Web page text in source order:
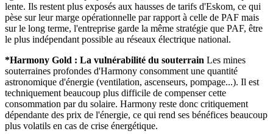
lente. Ils restent plus exposés aux hausses de tarifs d'Eskom, ce qui
pèse sur leur marge opérationnelle par rapport à celle de PAF mais
sur le long terme, l'entreprise garde la même stratégie que PAF, être
le plus indépendant possible au réseaux électrique national.
*Harmony Gold : La vulnérabilité du souterrain Les mines
souterraines profondes d'Harmony consomment une quantité
astronomique d'énergie (ventilation, ascenseurs, pompage...). Il est
techniquement beaucoup plus difficile de compenser cette
consommation par du solaire. Harmony reste donc critiquement
dépendante des prix de l'énergie, ce qui rend ses bénéfices beaucoup
plus volatils en cas de crise énergétique.